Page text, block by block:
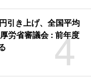
4
引き上げ、全国平均
労省審議会 : 前年度